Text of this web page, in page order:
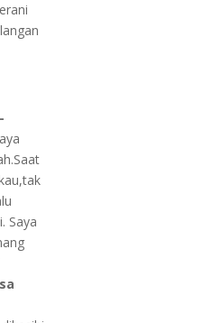
Saya